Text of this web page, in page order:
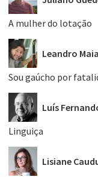
A mulher do lotação
Leandro Maia
Sou gaúcho por
Luís
Linguiça
Lisiane